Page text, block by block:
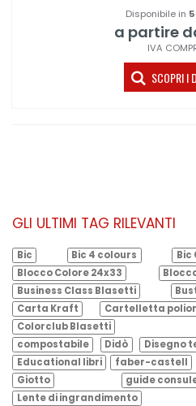
Disponibile in
a partire
IVA
SCOPRI I
GLI ULTIMI TAG RILEVANTI
Bic Bic 4 colours Bic
Blocco Colore 24x33
Business Class Blasetti
Carta Kraft
Cartelletta
Colorclub Blasetti
compostabile
Didò Disegno
Educational libri
faber-castell
Giotto
guide
Lente di ingrandimento